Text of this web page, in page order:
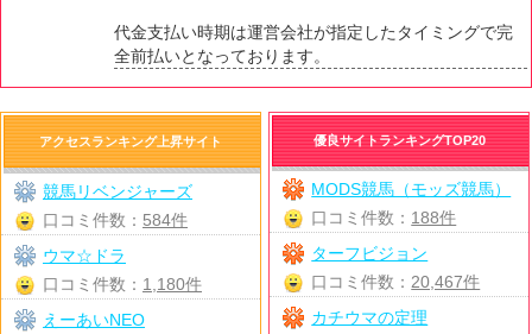
代金支払い時期は運営会社が指定したタイミングで完
全前払いとなっております。
優良サイトランキングTOP20
MODS競馬（モッズ競馬）
口コミ件数： 188件
ターフビジョン
口コミ件数： 20,467件
カチウマの定理
アクセスランキング上昇サイト
競馬リベンジャーズ
口コミ件数： 584件
ウマ☆ドラ
口コミ件数： 1,180件
えーあいNEO